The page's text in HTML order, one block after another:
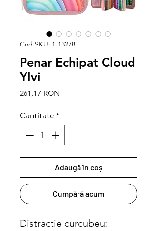
Cod SKU: 1-13278
Penar Echipat Cloud
Ylvi
261,17 RON
Cantitate *
Adaugă în coș
Cumpără acum
Distractie curcubeu: